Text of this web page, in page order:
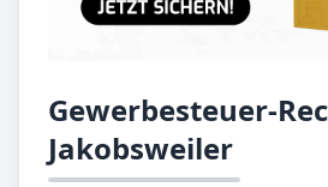
Gewerbesteuer-
Jakobsweiler